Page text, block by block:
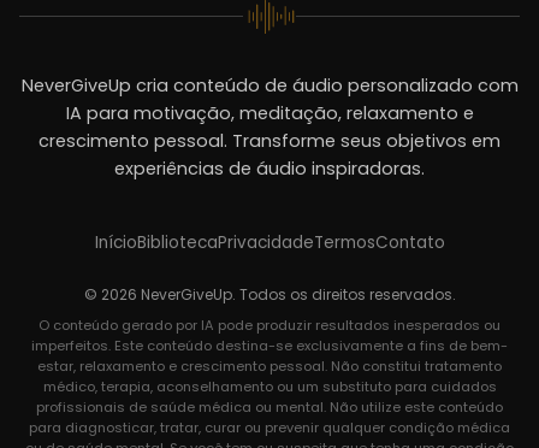
NeverGiveUp cria conteúdo de áudio personalizado com
IA para motivação, meditação, relaxamento e
crescimento pessoal. Transforme seus objetivos em
experiências de áudio inspiradoras.
InícioBibliotecaPrivacidadeTermosContato
© 2026 NeverGiveUp. Todos os direitos reservados.
O conteúdo gerado por IA pode produzir resultados inesperados ou
imperfeitos. Este conteúdo destina-se exclusivamente a fins de bem-
estar, relaxamento e crescimento pessoal. Não constitui tratamento
médico, terapia, aconselhamento ou um substituto para cuidados
profissionais de saúde médica ou mental. Não utilize este conteúdo
para diagnosticar, tratar, curar ou prevenir qualquer condição médica